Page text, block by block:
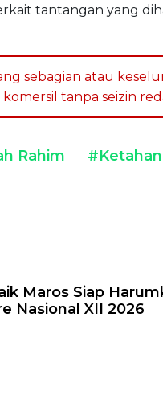
tantangan yang
sebagian atau
tanpa seizin
Rahim
Maros Siap
Nasional XII 2026